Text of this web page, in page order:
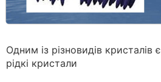
Одним із різновидів кристалів є
рідкі кристали